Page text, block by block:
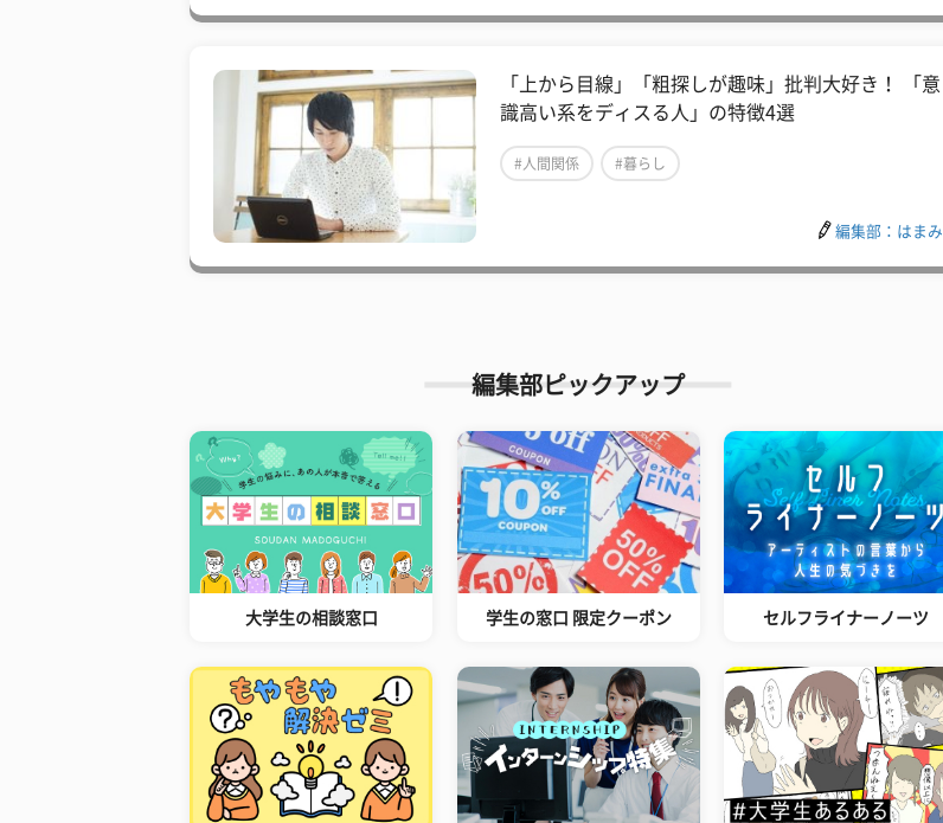
「上から目線」「粗探しが趣味」批判大好き！ 「意
識高い系をディスる人」の特徴4選
#人間関係 #暮らし
編集部：はまみ
編集部ピックアップ
大学生の相談窓口 学生の窓口 限定クーポン セルフライナーノーツ